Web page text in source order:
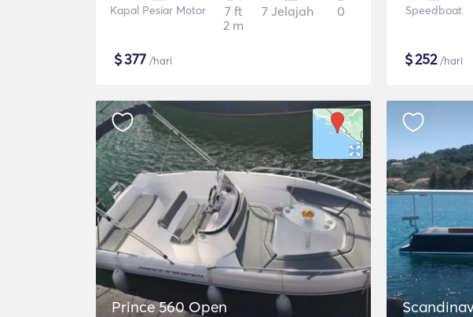
Kapal Pesiar Motor
7 ft
2 m
7 Jelajah 0
$377 /hari
Speedboat
$252/hari
Prince 560 Open